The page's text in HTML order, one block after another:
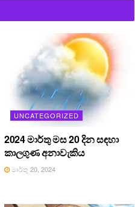
UNCATEGORIZED
2024 මාර්තු මස 20 දින සඳහා
කාලගුණ අනාවැකිය
මාර්තු 20, 2024